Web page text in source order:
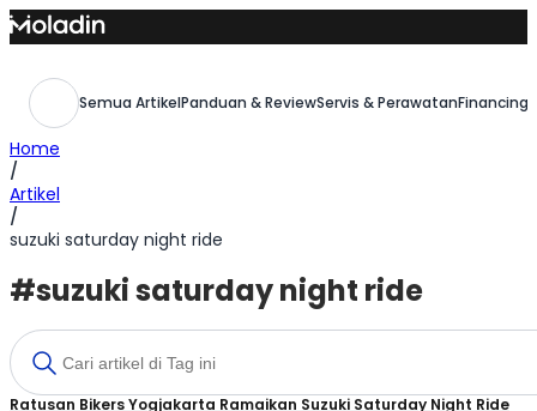
Skip
to
Semua ArtikelPanduan & ReviewServis & Perawatan
Home
/
Artikel
/
suzuki saturday night ride
#suzuki saturday night ride
Ratusan Bikers Yogjakarta Ramaikan Suzuki Saturday Night Ride